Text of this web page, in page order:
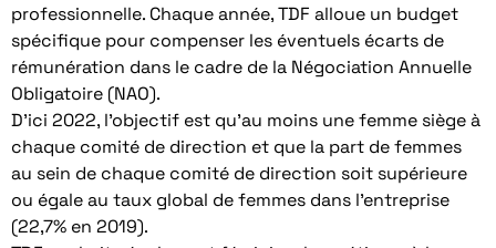
professionnelle. Chaque année, TDF alloue un budget
spécifique pour compenser les éventuels écarts de
rémunération dans le cadre de la Négociation Annuelle
Obligatoire (NAO).
D’ici 2022, l’objectif est qu’au moins une femme siège à
chaque comité de direction et que la part de femmes
au sein de chaque comité de direction soit supérieure
ou égale au taux global de femmes dans l’entreprise
(22,7% en 2019).